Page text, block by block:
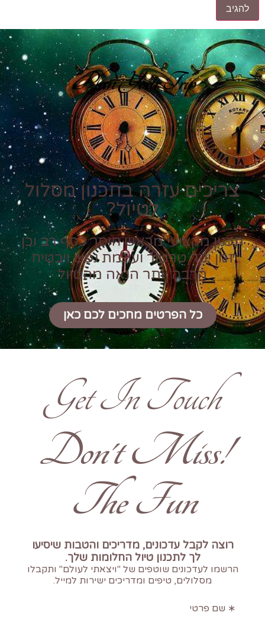
Plan Your Trip
צריכים עזרה בתכנון מסלול
לטיול?
תכנון מקצועי מראש חוסך כסף רב וכן
זמן יקר טרטור ועוגמת נפש ויבטיח
הרבה יותר הנאה מהטיול
כל הפרטים מחכים לכם כאן
Get In Touch
!Don't Miss
The Fun